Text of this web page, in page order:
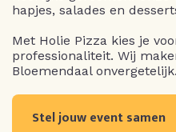
hapjes, salades en
Met Holie Pizza kies je
professionaliteit. Wij
Bloemendaal onvergetelijk.
Stel jouw event samen